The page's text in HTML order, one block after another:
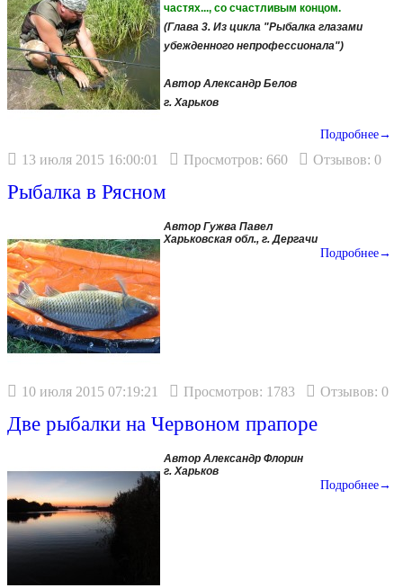
частях..., со счастливым концом.
(Глава 3. Из цикла "Рыбалка глазами
убежденного непрофессионала")
Автор Александр Белов
г. Харьков
Подробнее→
13 июля 2015 16:00:01 Просмотров: 660 Отзывов: 0
Рыбалка в Рясном
Автор Гужва Павел
Харьковская обл., г. Дергачи
Подробнее→
10 июля 2015 07:19:21 Просмотров: 1783 Отзывов: 0
Две рыбалки на Червоном прапоре
Автор Александр Флорин
г. Харьков
Подробнее→